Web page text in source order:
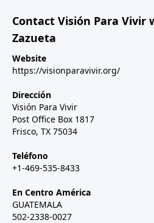
Contact Visión Para Vivir
Zazueta
Website
https://visionparavivir.org/
Dirección
Visión Para Vivir
Post Office Box 1817
Frisco, TX 75034
Teléfono
+1-469-535-8433
En Centro América
GUATEMALA
502-2338-0027